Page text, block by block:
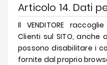
Articolo 14. Dati
Il VENDITORE
Clienti sul SITO, anche
possono disabilitare i
fornite dal proprio